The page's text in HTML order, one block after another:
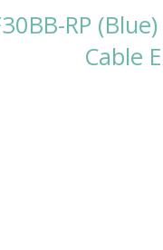
RP
Cable